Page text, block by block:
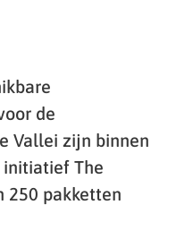
de
Vallei zijn binnen
initiatief The
250 pakketten